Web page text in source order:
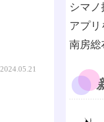
2024.05.21
シマノ
アプ
南房総